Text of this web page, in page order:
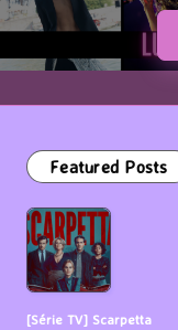
Featured Posts
[Série TV] Scarpetta